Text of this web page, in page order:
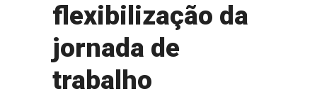
flexibilização da
jornada de
trabalho